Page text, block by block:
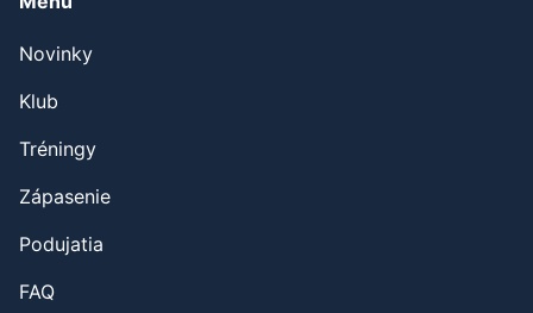
Novinky
Tréningy
Zápasenie
Podujatia